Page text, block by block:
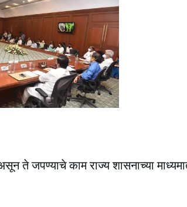
ते जपण्याचे काम राज्य शासनाच्या